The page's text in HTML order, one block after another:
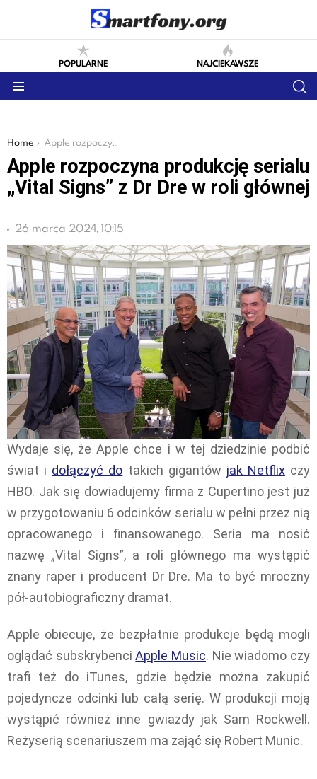
POPULARNE NAJCIEKAWSZE
You are here:
Home Apple rozpoczyna produkcję serialu „Vital Signs” z Dr Dre w roli głównej
Apple rozpoczyna produkcję serialu
„Vital Signs” z Dr Dre w roli głównej
26 marca 2024, 10:15
Wydaje się, że Apple chce i w tej dziedzinie podbić
świat i dołączyć do takich gigantów jak Netflixczy
HBO. Jak się dowiadujemy firma z Cupertino jest już
w przygotowaniu 6 odcinków serialu w pełni przez nią
opracowanego i finansowanego. Seria ma nosić
nazwę „Vital Signs”, a roli głównego ma wystąpić
znany raper i producent Dr Dre. Ma to być mroczny
pół-autobiograficzny dramat.
Apple obiecuje, że bezpłatnie produkcje będą mogli
oglądać subskrybenciApple Music. Nie wiadomo czy
trafi też do iTunes, gdzie będzie można zakupić
pojedyncze odcinki lub całą serię. W produkcji moją
wystąpić również inne gwiazdy jak Sam Rockwell.
Reżyserią scenariuszem ma zająć się Robert Munic.